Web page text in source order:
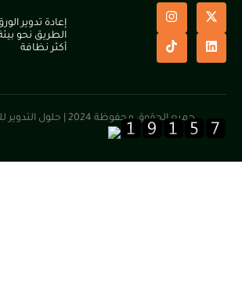
إعادة تدوير الورق:
الطريق نحو بيئة
أكثر نظافة
جميع الحقوق محفوظة 2024 | حلول التدوير للخدمات البيئية